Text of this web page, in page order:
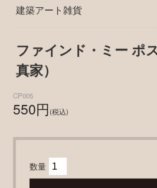
建築アート雑貨
ファインド・ミー ポ
真家）
CP005
550円(税込)
数量